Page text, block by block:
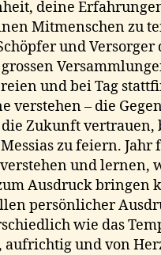
deine
Mitmenschen zu
und Versorger
und bei Tag
verstehen – die
Zukunft vertrauen,
zu feiern. Jahr
und lernen,
Ausdruck bringen
persönlicher
wie das
aufrichtig und von